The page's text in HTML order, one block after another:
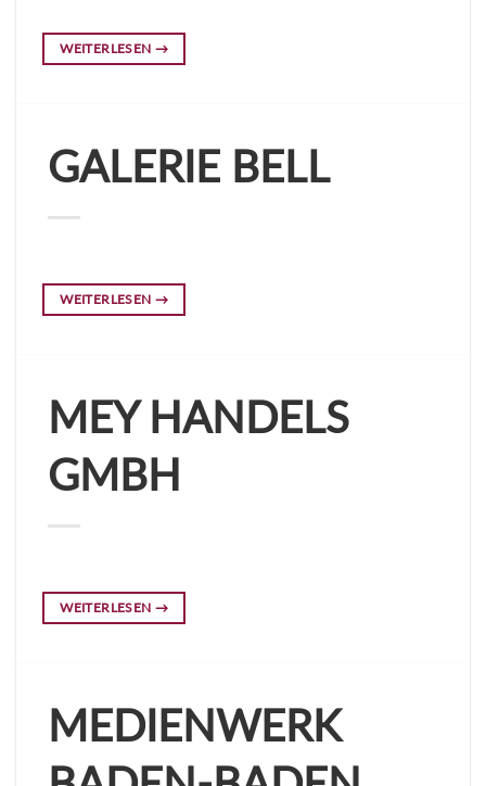
WEITERLESEN →
GALERIE BELL
WEITERLESEN →
MEY HANDELS
GMBH
WEITERLESEN →
MEDIENWERK